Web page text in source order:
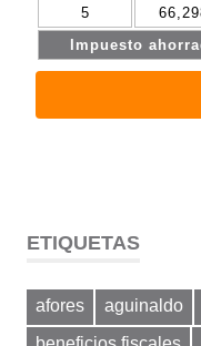
ETIQUETAS
afores aguinaldo